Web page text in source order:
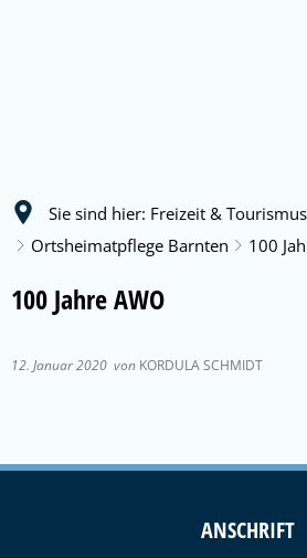
Sie sind hier: Freizeit & Tourismus
Ortsheimatpflege Barnten
100
100 Jahre AWO
12. Januar 2020 von KORDULA SCHMIDT
ANSCHRIFT